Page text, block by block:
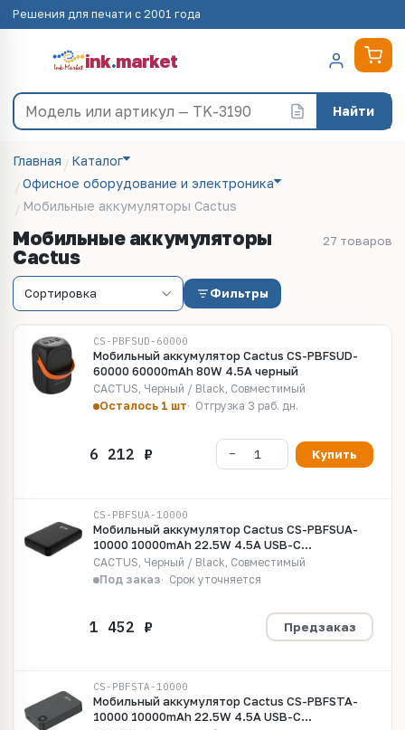
Решения для печати с 2001 года
ink.market
Найти
Главная
Каталог
Офисное оборудование и электроника
Мобильные аккумуляторы Cactus
Мобильные аккумуляторы
Cactus
27 товаров
Фильтры
CS-PBFSUD-60000
Мобильный аккумулятор Cactus CS-PBFSUD-
60000 60000mAh 80W 4.5A черный
CACTUS, Черный / Black, Совместимый
Осталось 1 шт
Отгрузка 3 раб. дн.
Купить
CS-PBFSUA-10000
Мобильный аккумулятор Cactus CS-PBFSUA-
10000 10000mAh 22.5W 4.5A USB-C
беспров.зар. черный
CACTUS, Черный / Black, Совместимый
Под заказ
Срок уточняется
Предзаказ
CS-PBFSTA-10000
Мобильный аккумулятор Cactus CS-PBFSTA-
10000 10000mAh 22.5W 4.5A USB-C